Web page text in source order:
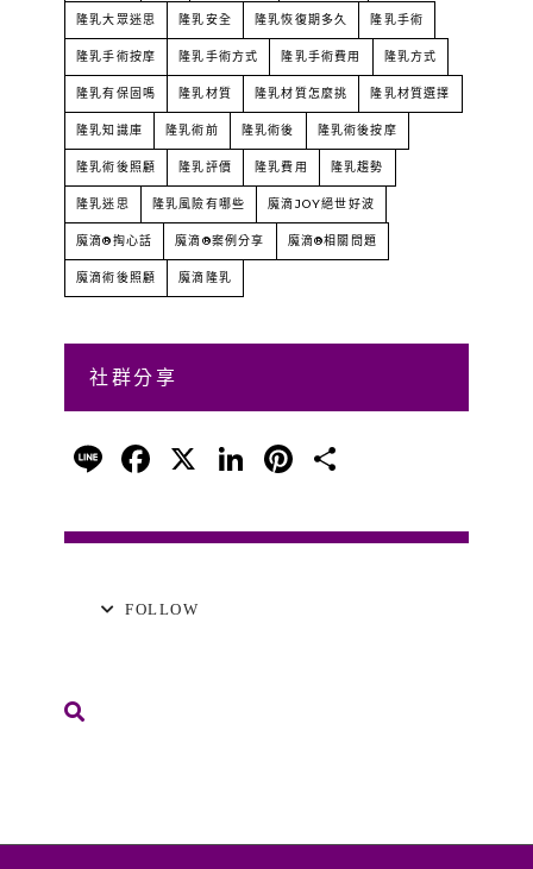
隆乳大眾迷思 隆乳安全 隆乳恢復期多久 隆乳手術
隆乳手術按摩 隆乳手術方式 隆乳手術費用 隆乳方式
隆乳有保固嗎 隆乳材質 隆乳材質怎麼挑 隆乳材質選擇
隆乳知識庫 隆乳術前 隆乳術後 隆乳術後按摩
隆乳術後照顧 隆乳評價 隆乳費用 隆乳趨勢
隆乳迷思 隆乳風險有哪些 魔滴JOY絕世好波
魔滴®掏心話 魔滴®案例分享 魔滴®相關問題
魔滴術後照顧 魔滴隆乳
社群分享
LineFacebook
X LinkedIn
Pinterest
FOLLOW